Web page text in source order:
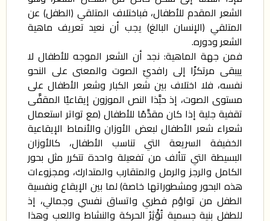
الشعر المقدم للأطفال، فباختلاف المتلقي (الطفل) عن
المتلقي (الإنسان البالغ) يجب أن نعيد تعريف ماهية
الشعر ودوره.
فمن جهة الماهية: نجد أن الشعر الموجه للأطفال لا
ييبقى مرتكزًا إلى رافديّ الصوت والمعنى على النحو
نفسه، فلا اختلاف بين شعر الكبار وشعر الأطفال على
مستوى الصوت، إذ حبَّذا النص الموزون إيقاعيًا المقفَّى
تقفية جلية إذا كان مقدَّمًا للأطفال (مع تواتر استعمال
شعراء شعر الأطفال لبعض الأوزان والأنماط الإيقاعية
الخفيفة السريعة التي تناسب الأطفال، كالأوزان
البسيطة التي تتألف من تفعيلة واحدة تتكرر مثل بحور
الكامل والرجز والرمل والمتقارب والمتدارك، ومجزوءات
هذه البحور ومشطوراتها خاصة) لما بين الإيقاع ونفسية
الطفل من تواؤم فطري واتساق نفسي وجمالي، إذ
للطفل بنية جسمية تُؤْثِرُ الحركة والنشاط واللعب وهذا